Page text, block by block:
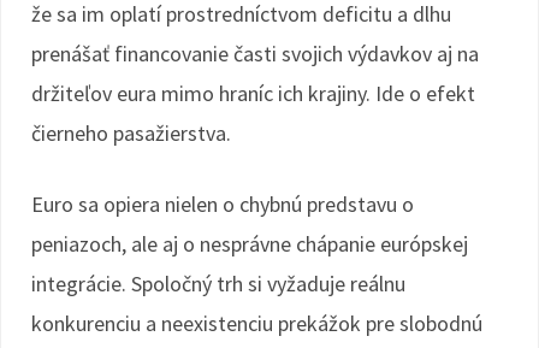
že sa im oplatí prostredníctvom deficitu a dlhu
prenášať financovanie časti svojich výdavkov aj na
držiteľov eura mimo hraníc ich krajiny. Ide o efekt
čierneho pasažierstva.
Euro sa opiera nielen o chybnú predstavu o
peniazoch, ale aj o nesprávne chápanie európskej
integrácie. Spoločný trh si vyžaduje reálnu
konkurenciu a neexistenciu prekážok pre slobodnú